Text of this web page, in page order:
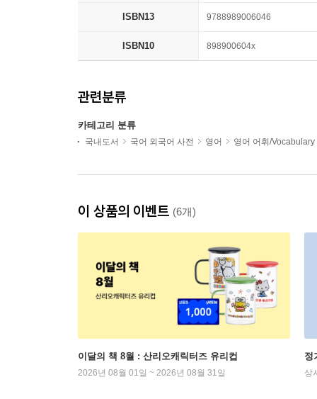
ISBN13 9788989006046
ISBN10 898900604x
관련분류
카테고리 분류
국내도서 국어 외국어 사전 영어 영어 어휘/Vocabulary
이 상품의 이벤트 (6개)
이달의 책 8월 : 산리오캐릭터즈 유리컵
2026년 08월 01일 ~ 2026년 08월 31일
정
상